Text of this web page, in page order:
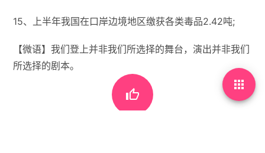
15、上半年我国在口岸边境地区缴获各类毒品2.42吨;
【微语】我们登上并非我们所选择的舞台，演出并非我们
所选择的剧本。

